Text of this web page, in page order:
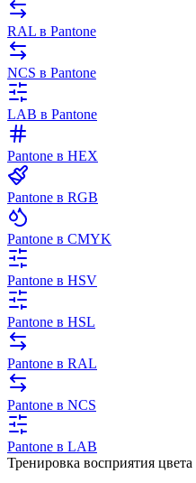
RAL в Pantone
NCS в Pantone
LAB в Pantone
Pantone в HEX
Pantone в RGB
Pantone в CMYK
Pantone в HSV
Pantone в HSL
Pantone в RAL
Pantone в NCS
Pantone в LAB
Тренировка восприятия цвета